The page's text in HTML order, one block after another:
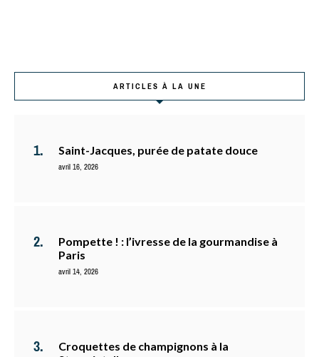
ARTICLES À LA UNE
Saint-Jacques, purée de patate douce
avril 16, 2026
Pompette ! : l’ivresse de la gourmandise à
Paris
avril 14, 2026
Croquettes de champignons à la